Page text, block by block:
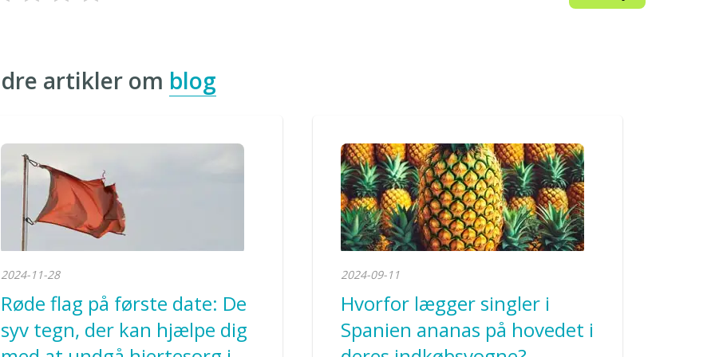
artikler om blog
2024-11-28
Røde flag på første date: De
syv tegn, der kan hjælpe dig
2024-09-11
Hvorfor lægger singler i
Spanien ananas på hovedet i